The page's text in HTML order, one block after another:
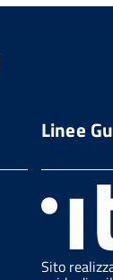
Linee
Sito